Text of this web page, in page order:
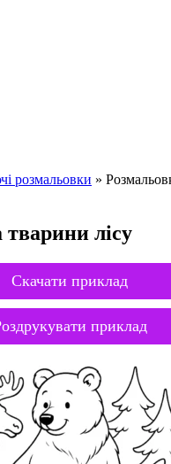
розмальовки »
лісу
Скачати приклад
приклад